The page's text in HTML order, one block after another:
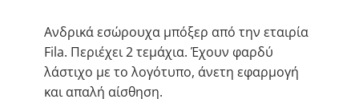
Ανδρικά εσώρουχα μπόξερ από την εταιρία
Fila. Περιέχει 2 τεμάχια. Έχουν φαρδύ
λάστιχο με το λογότυπο, άνετη εφαρμογή
και απαλή αίσθηση.